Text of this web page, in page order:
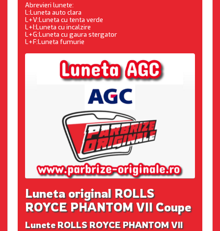
Abrevieri lunete:
L:Luneta auto clara
L+V:Luneta cu tenta verde
L+I:Luneta cu incalzire
L+G:Luneta cu gaura stergator
L+F:Luneta fumurie
Luneta original ROLLS
ROYCE PHANTOM VII Coupe
Lunete ROLLS ROYCE PHANTOM VII